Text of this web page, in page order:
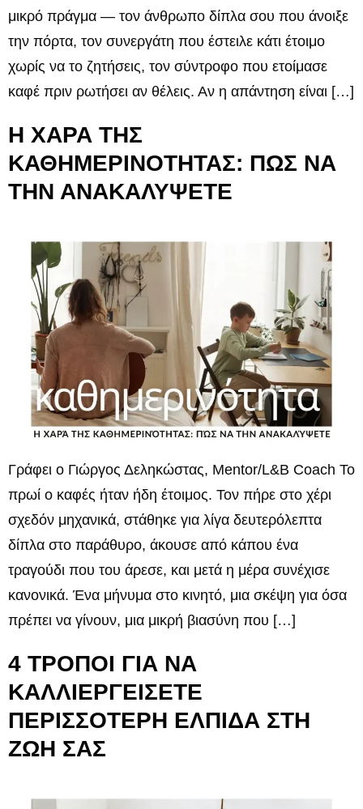
μικρό πράγμα — τον άνθρωπο δίπλα σου που άνοιξε
την πόρτα, τον συνεργάτη που έστειλε κάτι έτοιμο
χωρίς να το ζητήσεις, τον σύντροφο που ετοίμασε
καφέ πριν ρωτήσει αν θέλεις. Αν η απάντηση είναι […]
Η ΧΑΡΑ ΤΗΣ
ΚΑΘΗΜΕΡΙΝΟΤΗΤΑΣ: ΠΩΣ ΝΑ
ΤΗΝ ΑΝΑΚΑΛΥΨΕΤΕ
Γράφει ο Γιώργος Δεληκώστας, Mentor/L&B Coach Το
πρωί ο καφές ήταν ήδη έτοιμος. Τον πήρε στο χέρι
σχεδόν μηχανικά, στάθηκε για λίγα δευτερόλεπτα
δίπλα στο παράθυρο, άκουσε από κάπου ένα
τραγούδι που του άρεσε, και μετά η μέρα συνέχισε
κανονικά. Ένα μήνυμα στο κινητό, μια σκέψη για όσα
πρέπει να γίνουν, μια μικρή βιασύνη που […]
4 ΤΡΟΠΟΙ ΓΙΑ ΝΑ
ΚΑΛΛΙΕΡΓΕΙΣΕΤΕ
ΠΕΡΙΣΣΟΤΕΡΗ ΕΛΠΙΔΑ ΣΤΗ
ΖΩΗ ΣΑΣ